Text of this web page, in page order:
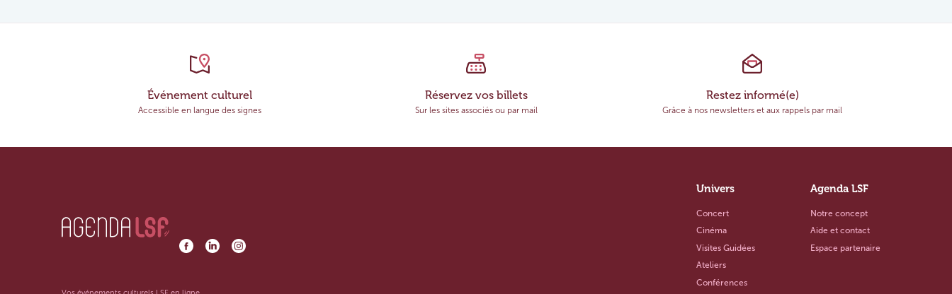
Événement culturel
Accessible en langue des signes
Réservez vos billets
Sur les sites associés ou par mail
Restez informé(e)
Grâce à nos newsletters et aux rappels par mail
Univers
Concert
Cinéma
Visites Guidées
Ateliers
Conférences
Agenda LSF
Notre concept
Aide et contact
Espace partenaire